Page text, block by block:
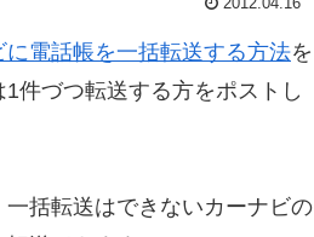
に電話帳を一括転送する方法を
件づつ転送する方をポストし
括転送はできないカーナビの